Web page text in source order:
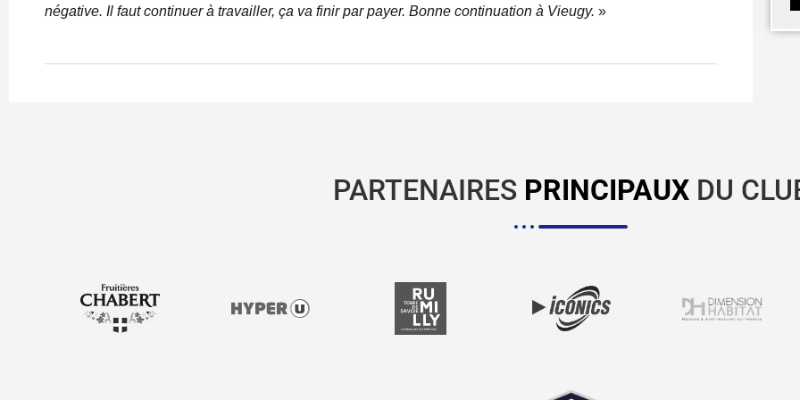
négative. Il faut continuer à travailler, ça va finir par payer. Bonne continuation à Vieugy. »
PARTENAIRES PRINCIPAUXDU